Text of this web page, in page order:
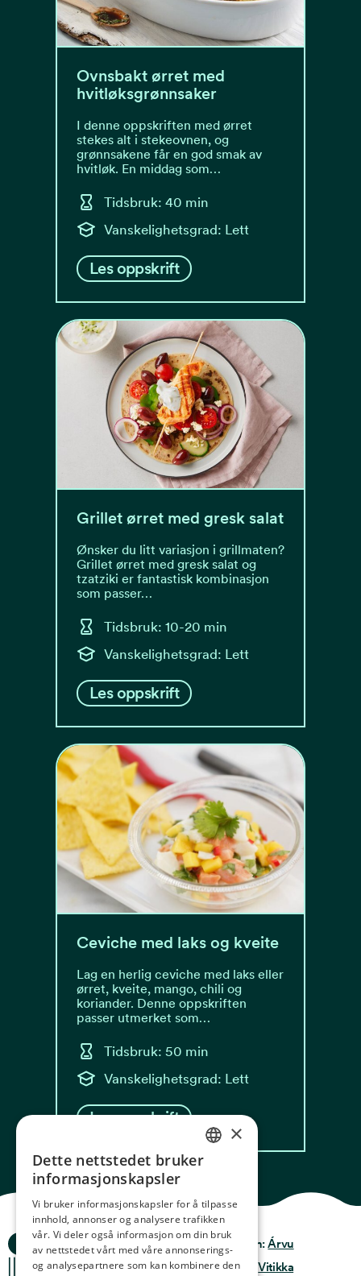
Ovnsbakt ørret med
hvitløksgrønnsaker
I denne oppskriften med ørret
stekes alt i stekeovnen, og
grønnsakene får en god smak av
hvitløk. En middag som…
Tidsbruk: 40 min
Vanskelighetsgrad: Lett
Les oppskrift
Grillet ørret med gresk salat
Ønsker du litt variasjon i grillmaten?
Grillet ørret med gresk salat og
tzatziki er fantastisk kombinasjon
som passer…
Tidsbruk: 10-20 min
Vanskelighetsgrad: Lett
Les oppskrift
Ceviche med laks og kveite
Lag en herlig ceviche med laks eller
ørret, kveite, mango, chili og
koriander. Denne oppskriften
passer utmerket som…
Tidsbruk: 50 min
Vanskelighetsgrad: Lett
Les oppskrift
Ocean Stories
Privacy & Policy
Terms & conditions
Design:Árvu
Kode:Vitikka
NORWEGIAN
GERMAN
FRENCH
×
Dette nettstedet bruker
informasjonskapsler
Vi bruker informasjonskapsler for å tilpasse
innhold, annonser og analysere trafikken
vår. Vi deler også informasjon om din bruk
av nettstedet vårt med våre annonserings-
og analysepartnere som kan kombinere den